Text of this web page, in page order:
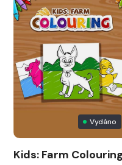
Vydáno
Kids: Farm Colouring